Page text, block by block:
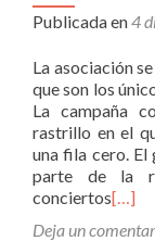
Publicada en4
La asociación
que son los
La campaña
rastrillo en el
una fila cero. El
parte de la
conciertos[…]
Deja un